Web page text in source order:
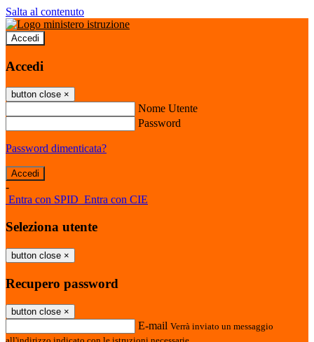
Salta al contenuto
Accedi
Accedi
button close ×
Nome Utente
Password
Password dimenticata?
-
Entra con SPID Entra con CIE
Seleziona utente
button close ×
Recupero password
button close ×
E-mail Verrà inviato un messaggio